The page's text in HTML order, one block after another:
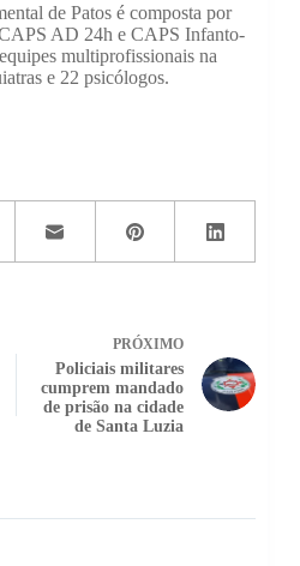
de Patos é composta por
AD 24h e CAPS Infanto-
multiprofissionais na
e 22 psicólogos.
PRÓXIMO
Policiais militares
cumprem mandado
de prisão na cidade
de Santa Luzia